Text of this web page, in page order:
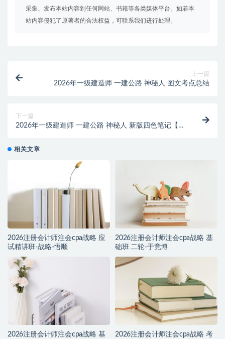
采集、发布本站内容到任何网站、书籍等各类媒体平台。如若本
站内容侵犯了原著者的合法权益，可联系我们进行处理。
上一篇
2026年一级建造师 一建公路 神秘人 图文考点总结
下一篇
2026年一级建造师 一建公路 神秘人 新版四色笔记【推
相关文章
2026注册会计师注会cpa战略 应
试精讲班-战略-悟顺
2026注册会计师注会cpa战略 基
础班 二轮-于竞博
2026注册会计师注会cpa战略 基
2026注册会计师注会cpa战略 考